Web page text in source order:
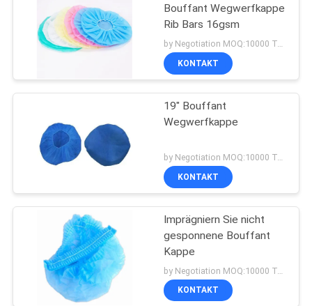
Bouffant Wegwerfkappe
Rib Bars 16gsm
KONTAKT
19" Bouffant
Wegwerfkappe
KONTAKT
Imprägniern Sie nicht
gesponnene Bouffant
Kappe
KONTAKT